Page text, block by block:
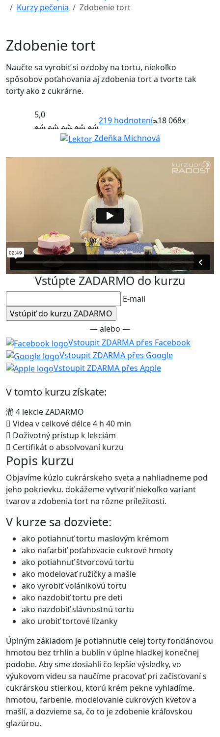
Kurzy pečenia
Zdobenie tort
Zdobenie tort
Naučte sa vyrobiť si ozdoby na tortu, niekoľko
spôsobov poťahovania aj zdobenia tort a tvorte tak
torty ako z cukrárne.
5,0
219 hodnotení 18 068x
Zdeňka Michnová
Vstúpte ZADARMO do kurzu
E-mail
— alebo —
Vstoupit ZDARMA přes Facebook
Vstoupit ZDARMA přes Google
Vstoupit ZDARMA přes Apple
V tomto kurzu získate:
4 lekcie ZADARMO
Videa v celkové délce 4 h 40 min
Doživotný prístup k lekciám
Certifikát o absolvovaní kurzu
Popis kurzu
Objavíme kúzlo cukrárskeho sveta a nahliadneme pod
jeho pokrievku. dokážeme vytvoriť niekoľko variant
tvarov a zdobenia tort na rôzne príležitosti.
V kurze sa dozviete:
ako potiahnuť tortu maslovým krémom
ako nafarbiť poťahovacie cukrové hmoty
ako potiahnuť štvorcovú tortu
ako modelovať ružičky a mašle
ako vyrobiť volánikovú tortu
ako nazdobiť tortu pre deti
ako nazdobiť slávnostnú tortu
ako urobiť tortové lízanky
Úplným základom je potiahnutie celej torty fondánovou
hmotou bez trhlín a bublín v úplne hladkej konečnej
podobe. Aby sme dosiahli čo lepšie výsledky, vo
výukovom videu sa naučíme pracovať pri začisťovaní s
cukrárskou stierkou, ktorú krém pekne vyhladíme.
hmotou, farbenie, modelovanie cukrových kvetov a
mašlí, a dozvieme sa, čo to je zdobenie kráľovskou
glazúrou.